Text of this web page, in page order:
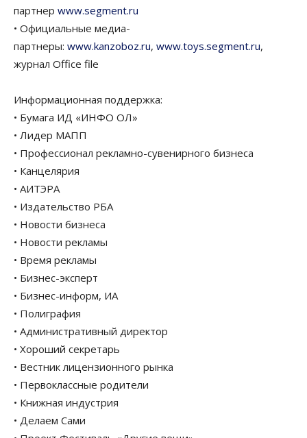
партнер www.segment.ru
• Официальные медиа-
партнеры: www.kanzoboz.ru, www.toys.segment.ru,
журнал Office file
Информационная поддержка:
• Бумага ИД «ИНФО ОЛ»
• Лидер МАПП
• Профессионал рекламно-сувенирного бизнеса
• Канцелярия
• АИТЭРА
• Издательство РБА
• Новости бизнеса
• Новости рекламы
• Время рекламы
• Бизнес-эксперт
• Бизнес-информ, ИА
• Полиграфия
• Административный директор
• Хороший секретарь
• Вестник лицензионного рынка
• Первоклассные родители
• Книжная индустрия
• Делаем Сами